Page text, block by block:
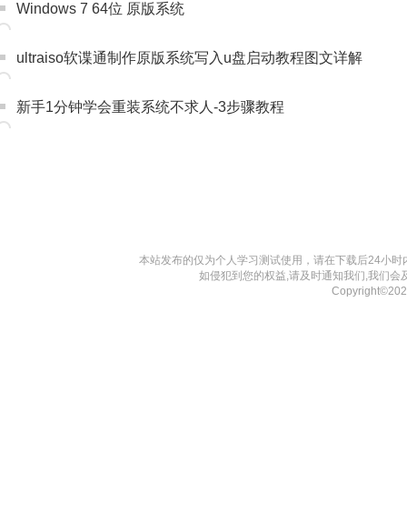
Windows 7 64位 原版系统
ultraiso软谍通制作原版系统写入u盘启动教程图文详解
新手1分钟学会重装系统不求人-3步骤教程
本站发布的仅为个人学习测试使用，请在下载后24小
如侵犯到您的权益,请及时通知我们,我们